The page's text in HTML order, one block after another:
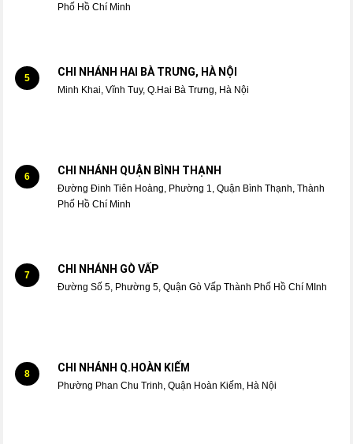
Phố Hồ Chí Minh
5 CHI NHÁNH HAI BÀ TRƯNG, HÀ NỘI
Minh Khai, Vĩnh Tuy, Q.Hai Bà Trưng, Hà Nội
6 CHI NHÁNH QUẬN BÌNH THẠNH
Đường Đinh Tiên Hoàng, Phường 1, Quận Bình Thạnh, Thành
Phố Hồ Chí Minh
7 CHI NHÁNH GÒ VẤP
Đường Số 5, Phường 5, Quận Gò Vấp Thành Phố Hồ Chí MInh
8 CHI NHÁNH Q.HOÀN KIẾM
Phường Phan Chu Trinh, Quận Hoàn Kiếm, Hà Nội